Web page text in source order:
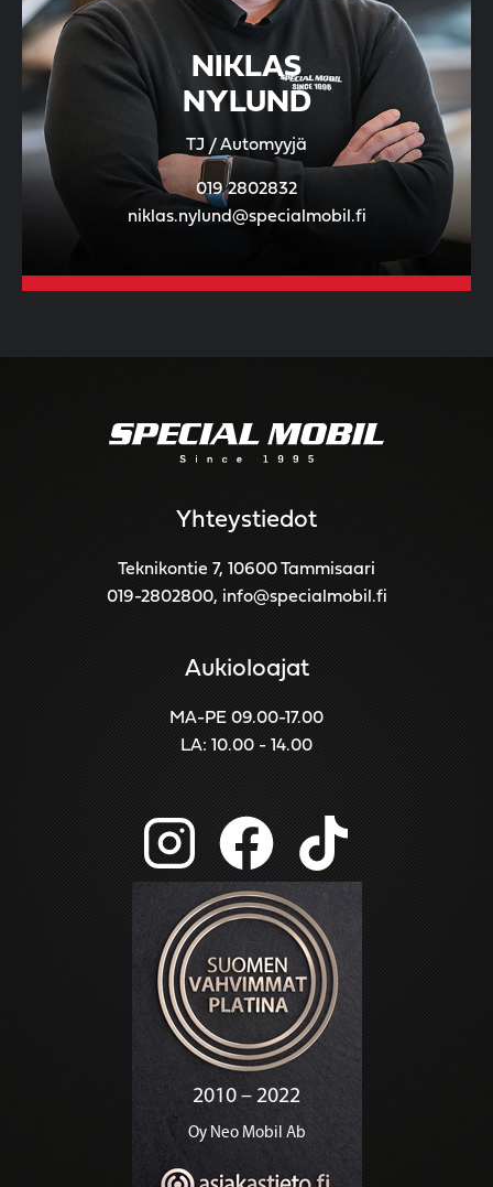
NIKLAS
NYLUND
TJ / Automyyjä
019 2802832
niklas.nylund@specialmobil.fi
Yhteystiedot
Teknikontie 7, 10600 Tammisaari
019-2802800, info@specialmobil.fi
Aukioloajat
MA-PE 09.00-17.00
LA: 10.00 - 14.00